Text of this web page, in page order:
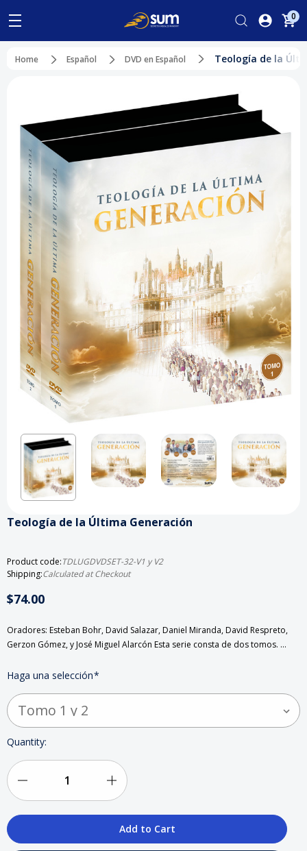
0
Home Español DVD en Español Teología de la
Teología de la Última Generación
Product code:TDLUGDVDSET-32-V1 y V2
Shipping:Calculated at Checkout
$74.00
Oradores: Esteban Bohr, David Salazar, Daniel Miranda, David Respreto,
Gerzon Gómez, y José Miguel Alarcón Esta serie consta de dos tomos. …
Haga una selección*
Current
Quantity:
Quantity
Increase
Quantity